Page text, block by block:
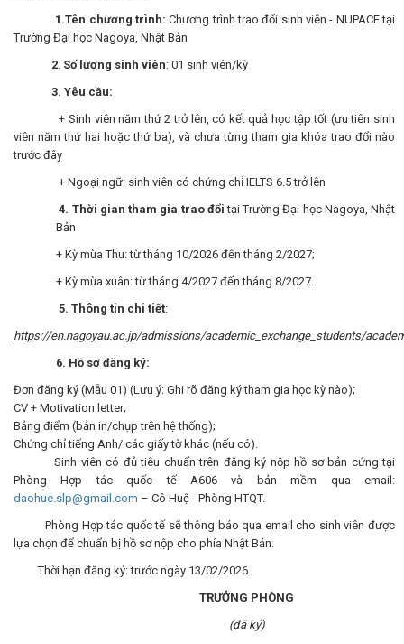
1.Tên chương trình: Chương trình trao đổi sinh viên - NUPACE tại
Trường Đại học Nagoya, Nhật Bản
2. Số lượng sinh viên: 01 sinh viên/kỳ
3. Yêu cầu:
+ Sinh viên năm thứ 2 trở lên, có kết quả học tập tốt (ưu tiên sinh
viên năm thứ hai hoặc thứ ba), và chưa từng tham gia khóa trao đổi nào
trước đây
+ Ngoại ngữ: sinh viên có chứng chỉ IELTS 6.5 trở lên
4. Thời gian tham gia trao đổi tại Trường Đại học Nagoya, Nhật
Bản
+ Kỳ mùa Thu: từ tháng 10/2026 đến tháng 2/2027;
+ Kỳ mùa xuân: từ tháng 4/2027 đến tháng 8/2027.
5. Thông tin chi tiết:
https://en.nagoyau.ac.jp/admissions/academic_exchange_students/
6. Hồ sơ đăng ký:
Đơn đăng ký (Mẫu 01) (Lưu ý: Ghi rõ đăng ký tham gia học kỳ nào);
CV + Motivation letter;
Bảng điểm (bản in/chụp trên hệ thống);
Chứng chỉ tiếng Anh/ các giấy tờ khác (nếu có).
Sinh viên có đủ tiêu chuẩn trên đăng ký nộp hồ sơ bản cứng tại
Phòng Hợp tác quốc tế A606 và bản mềm qua email:
daohue.slp@gmail.com – Cô Huệ - Phòng HTQT.
Phòng Hợp tác quốc tế sẽ thông báo qua email cho sinh viên được
lựa chọn để chuẩn bị hồ sơ nộp cho phía Nhật Bản.
Thời hạn đăng ký: trước ngày 13/02/2026.
TRƯỞNG PHÒNG
(đã ký)